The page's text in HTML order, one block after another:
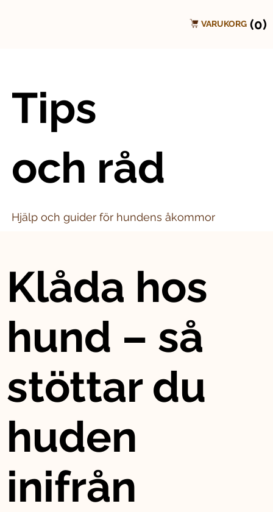
VARUKORG (0)
Tips
och råd
Hjälp och guider för hundens åkommor
Klåda hos
hund – så
stöttar du
huden
inifrån